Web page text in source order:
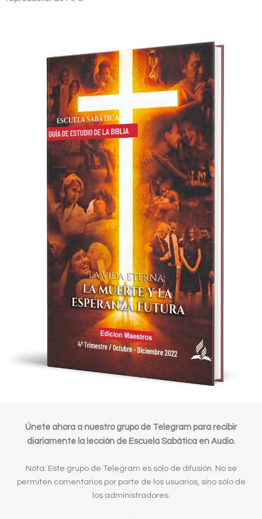
Únete ahora a nuestro grupo de Telegram para recibir
diariamente la lección de Escuela Sabática en Audio.
Nota: Este grupo de Telegram es sólo de difusión. No se
permiten comentarios por parte de los usuarios, sino sólo de
los administradores.